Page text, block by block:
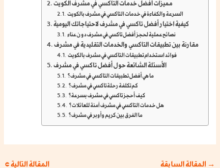
مميزات أفضل خدمات التاكسي في مشرف الكويت
السرعة والكفاءة في خدمات التاكسي في مشرف بالكويت
كيفية اختيار أفضل تاكسي في مشرف لاحتياجاتك اليومية
نصائح عملية لحجز أفضل تاكسي في مشرف دون عناء
مقارنة بين تطبيقات التاكسي والخدمات التقليدية في مشرف
فوائد استخدام تطبيقات التاكسي في مشرف بالكويت
الأسئلة الشائعة حول أفضل تاكسي في مشرف
ما هي أفضل تطبيقات التاكسي في مشرف؟
كم تكلفة رحلة تاكسي في مشرف؟
كيف أحجز تاكسي في مشرف بسرعة؟
هل خدمات التاكسي في مشرف آمنة للعائلات؟
ما الفرق بين كريم وأوبر في مشرف؟
→ المقالة السابقة المقالة التالية ←